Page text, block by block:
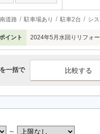
南道路 駐車場あり 駐車2台 シ
イント 2024年5月水回りリフォ
一括で
～